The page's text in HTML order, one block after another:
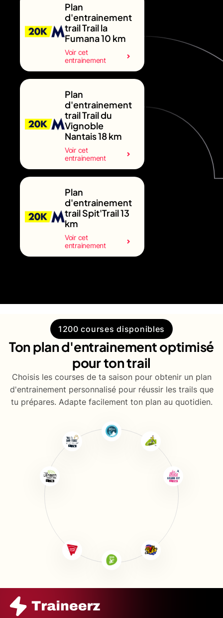
Plan
d'entrainement
trail Trail la
Fumana 10 km
Voir cet
entrainement
Plan
d'entrainement
trail Trail du
Vignoble
Nantais 18 km
Voir cet
entrainement
Plan
d'entrainement
trail Spit'Trail 13
km
Voir cet
entrainement
1200 courses disponibles
Ton plan d'entrainement optimisé
pour ton trail
Choisis les courses de ta saison pour obtenir un plan
d'entrainement personnalisé pour réussir les trails que
tu prépares. Adapte facilement ton plan au quotidien.